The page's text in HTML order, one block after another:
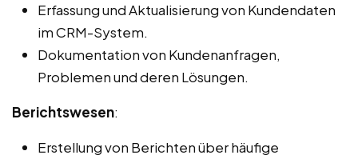
Erfassung und Aktualisierung von Kundendaten
im CRM-System.
Dokumentation von Kundenanfragen,
Problemen und deren Lösungen.
Berichtswesen:
Erstellung von Berichten über häufige